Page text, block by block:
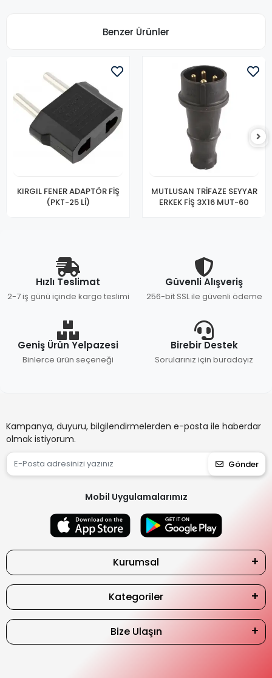
Benzer Ürünler
KIRGIL FENER ADAPTÖR FİŞ
(PKT-25 Lİ)
MUTLUSAN TRİFAZE SEYYAR
ERKEK FİŞ 3X16 MUT-60
Hızlı Teslimat
2-7 iş günü içinde kargo teslimi
Güvenli Alışveriş
256-bit SSL ile güvenli ödeme
Geniş Ürün Yelpazesi
Binlerce ürün seçeneği
Birebir Destek
Sorularınız için buradayız
Kampanya, duyuru, bilgilendirmelerden e-posta ile haberdar
olmak istiyorum.
Gönder
Mobil Uygulamalarımız
Kurumsal
Kategoriler
Bize Ulaşın